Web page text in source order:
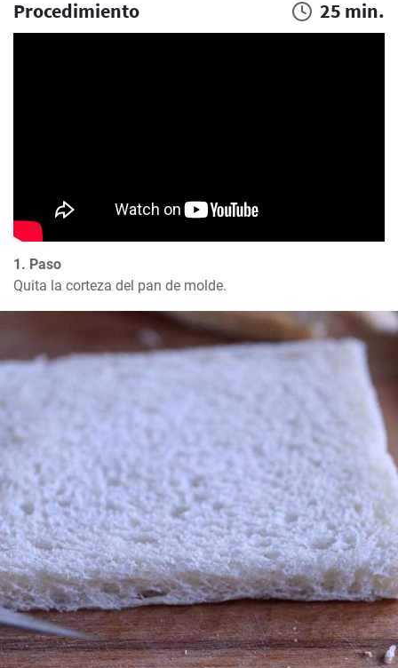
Procedimiento 25 min.
1. Paso
Quita la corteza del pan de molde.